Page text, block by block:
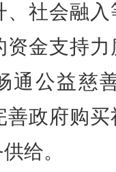
、社会融
资金支持
通公益慈
善政府购
给。